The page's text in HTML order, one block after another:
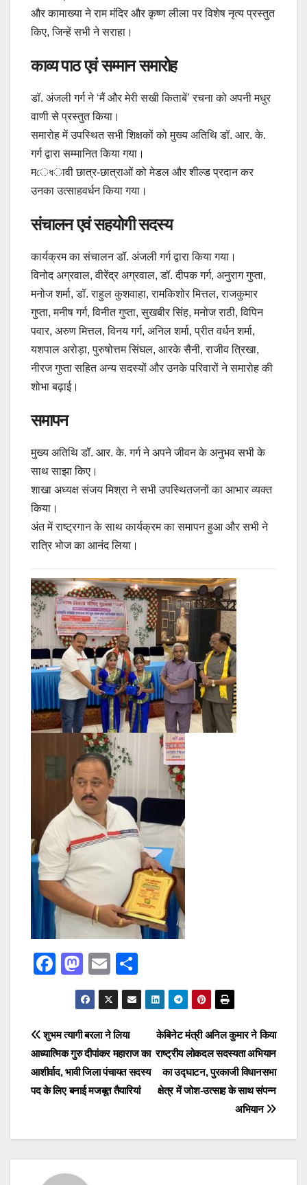
और कामाख्या ने राम मंदिर और कृष्ण लीला पर विशेष नृत्य प्रस्तुत
किए, जिन्हें सभी ने सराहा।
काव्य पाठ एवं सम्मान समारोह
डॉ. अंजली गर्ग ने ‘मैं और मेरी सखी किताबें’ रचना को अपनी मधुर
वाणी से प्रस्तुत किया।
समारोह में उपस्थित सभी शिक्षकों को मुख्य अतिथि डॉ. आर. के.
गर्ग द्वारा सम्मानित किया गया।
मেধावी छात्र-छात्राओं को मेडल और शील्ड प्रदान कर
उनका उत्साहवर्धन किया गया।
संचालन एवं सहयोगी सदस्य
कार्यक्रम का संचालन डॉ. अंजली गर्ग द्वारा किया गया।
विनोद अग्रवाल, वीरेंद्र अग्रवाल, डॉ. दीपक गर्ग, अनुराग गुप्ता,
मनोज शर्मा, डॉ. राहुल कुशवाहा, रामकिशोर मित्तल, राजकुमार
गुप्ता, मनीष गर्ग, विनीत गुप्ता, सुखबीर सिंह, मनोज राठी, विपिन
पवार, अरुण मित्तल, विनय गर्ग, अनिल शर्मा, प्रीत वर्धन शर्मा,
यशपाल अरोड़ा, पुरुषोत्तम सिंघल, आरके सैनी, राजीव त्रिखा,
नीरज गुप्ता सहित अन्य सदस्यों और उनके परिवारों ने समारोह की
शोभा बढ़ाई।
समापन
मुख्य अतिथि डॉ. आर. के. गर्ग ने अपने जीवन के अनुभव सभी के
साथ साझा किए।
शाखा अध्यक्ष संजय मिश्रा ने सभी उपस्थितजनों का आभार व्यक्त
किया।
अंत में राष्ट्रगान के साथ कार्यक्रम का समापन हुआ और सभी ने
रात्रि भोज का आनंद लिया।
F
e
b
o
o
M
a
st
o
d
o
n
E
m
ail
h
ar
Post
navigation
केबिनेट मंत्री अनिल कुमार ने किया
राष्ट्रीय लोकदल सदस्यता अभियान
का उद्घाटन, पुरकाजी विधानसभा
क्षेत्र में जोश-उत्साह के साथ संपन्न
अभियान
शुभम त्यागी बरला ने लिया
आध्यात्मिक गुरु दीपांकर महाराज का
आशीर्वाद, भावी जिला पंचायत सदस्य
पद के लिए बनाई मजबूत तैयारियां